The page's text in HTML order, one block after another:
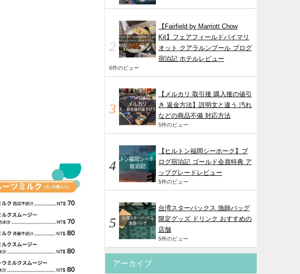
【Fairfield by Marriott Chow
Kit】フェアフィールドバイマリ
オット クアラルンプール ブログ
宿泊記 ホテルレビュー
6件のビュー
【メルカリ 取引後 購入後の値引
き 返金方法】説明文と違う 汚れ
などの商品不備 対応方法
5件のビュー
【ヒルトン福岡シーホーク】ブ
ログ宿泊記 ゴールド会員特典 ア
ップグレードレビュー
5件のビュー
台湾スターバックス 漁師バッグ
限定グッズ ドリンク おすすめの
店舗
5件のビュー
アーカイブ